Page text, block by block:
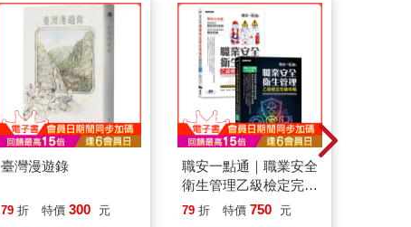
臺灣漫遊錄
79 折 特價 300 元
職安一點通｜職業安全
衛生管理乙級檢定完勝
攻略｜2026版(套書)
79 折 特價 750 元